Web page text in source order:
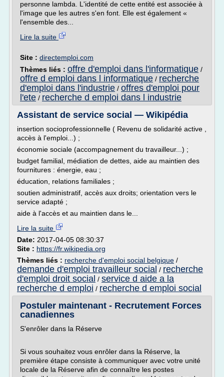
personne lambda. L'identité de cette entité est associée à
l'image que les autres s'en font. Elle est également «
l'ensemble des...
Lire la suite
Site : directemploi.com
Thèmes liés : offre d'emploi dans l'informatique /
offre d emploi dans l informatique / recherche
d'emploi dans l'industrie / offres d'emploi pour
l'ete / recherche d emploi dans l industrie
Assistant de service social — Wikipédia
insertion socioprofessionnelle ( Revenu de solidarité active ,
accès à l'emploi...) ;
économie sociale (accompagnement du travailleur...) ;
budget familial, médiation de dettes, aide au maintien des
fournitures : énergie, eau ;
éducation, relations familiales ;
soutien administratif, accès aux droits; orientation vers le
service adapté ;
aide à l'accès et au maintien dans le...
Lire la suite
Date: 2017-04-05 08:30:37
Site : https://fr.wikipedia.org
Thèmes liés : recherche d'emploi social belgique /
demande d'emploi travailleur social / recherche
d'emploi droit social / service d aide a la
recherche d emploi / recherche d emploi social
Postuler maintenant - Recrutement Forces
canadiennes
S'enrôler dans la Réserve
Si vous souhaitez vous enrôler dans la Réserve, la
première étape consiste à communiquer avec votre unité
locale de la Réserve afin de connaître les postes